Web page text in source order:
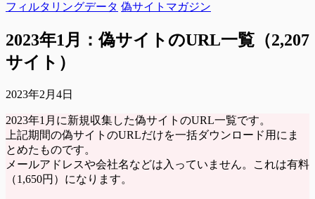
フィルタリングデータ 偽サイトマガジン
2023年1月：偽サイトのURL一覧（2,207
サイト）
2023年2月4日
2023年1月に新規収集した偽サイトのURL一覧です。
上記期間の偽サイトのURLだけを一括ダウンロード用にま
とめたものです。
メールアドレスや会社名などは入っていません。これは有料
（1,650円）になります。